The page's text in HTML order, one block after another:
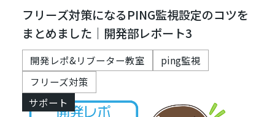
フリーズ対策になるPING監視設定のコツを
まとめました｜開発部レポート3
開発レポ&リブーター教室
ping監視
フリーズ対策
サポート